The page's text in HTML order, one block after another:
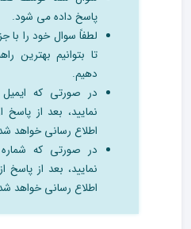
پاسخ داده می شود.
لطفاً سوال خود را با
تا بتوانیم بهترین
دهیم.
در صورتی که
نمایید، بعد از
اطلاع رسانی خواهد
در صورتی که شماره
نمایید، بعد از
اطلاع رسانی خواهد